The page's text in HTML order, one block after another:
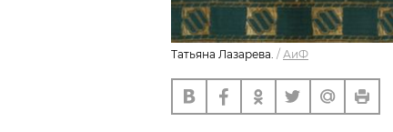
Татьяна Лазарева. / АиФ